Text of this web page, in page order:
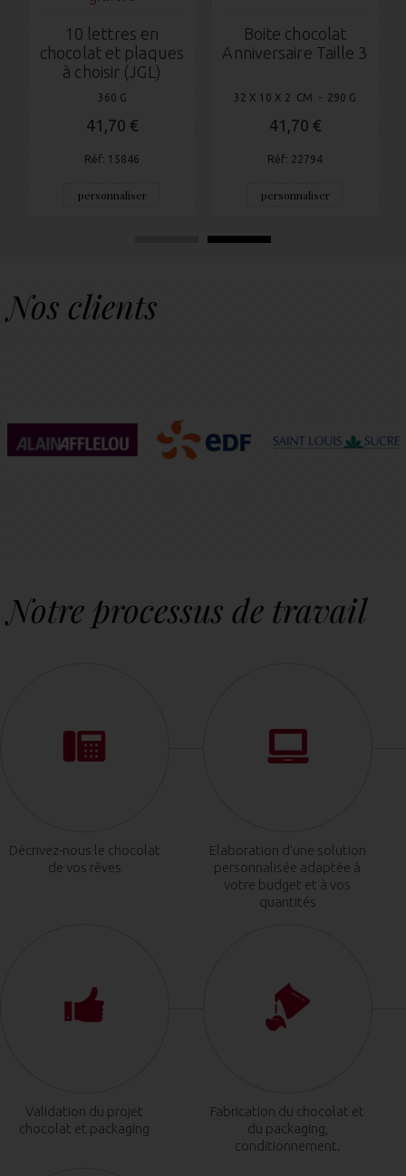
10 lettres en
chocolat et plaques
à choisir (JGL)
360 G
41,70 €
Réf: 15846
personnaliser
Boite chocolat
Anniversaire Taille 3
32 X 10 X 2 CM - 290 G
41,70 €
Réf: 22794
personnaliser
Nos clients
Notre processus de travail
Décrivez-nous le chocolat
de vos rêves
Elaboration d’une solution
personnalisée adaptée à
votre budget et à vos
quantités
Validation du projet
chocolat et packaging
Fabrication du chocolat et
du packaging,
conditionnement.